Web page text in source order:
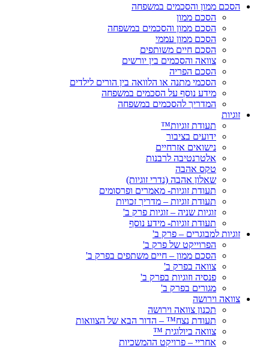
הסכם ממון והסכמים במשפחה
הסכם ממון
הסכם ממון והסכמים במשפחה
הסכם ממון עממי
הסכם חיים משותפים
צוואה והסכמים בין יורשים
הסכם הפריה
הסכמי מתנה או הלוואה בין הורים לילדים
מידע נוסף על הסכמים במשפחה
המדריך להסכמים במשפחה
זוגיות
תעודת זוגיות™
ידועים בציבור
נישואים אזרחיים
אלטרנטיבה לרבנות
טקס אהבה
שאלון אהבה (נדרי זוגיות)
תעודת זוגיות- מאמרים ופרסומים
תעודת זוגיות – מדריך זכויות
זוגיות שניה – זוגיות פרק ב'
תעודת זוגיות- מידע נוסף
זוגיות למבוגרים – פרק ב'
הפרוייקט של פרק ב'
הסכם ממון – חיים משתפים בפרק ב'
צוואה בפרק ב'
פנסיה וזוגיות בפרק ב'
מגורים בפרק ב'
צוואה וירושה
תכנון צוואה וירושה
תעודת נצח™ – הדור הבא של הצוואות
צוואה ביולוגית ™
אחריי – פרויקט ההמשכיות